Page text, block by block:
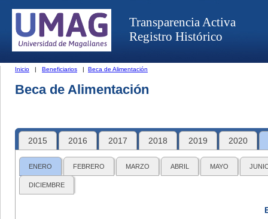
Transparencia Activa
Registro Histórico
Inicio | Beneficiarios | Beca de Alimentación
Beca de Alimentación
2015 2016 2017 2018 2019 2020
ENERO FEBRERO MARZO ABRIL MAYO
DICIEMBRE